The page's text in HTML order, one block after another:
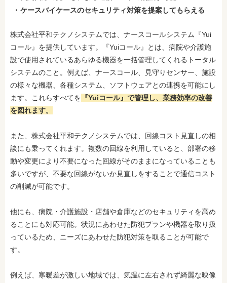
ケースバイケースのセキュリティ対策を提案してもらえる
株式会社平和テクノシステムでは、ナースコールシステム『Yui
コール』を提供しています。『Yuiコール』とは、病院や介護施
設で使用されているあらゆる機器を一括管理してくれるトータル
システムのこと。例えば、ナースコール、見守りセンサー、施設
の様々な機器、各種システム、ソフトウェアとの連携を可能にし
ます。これらすべてを 『Yuiコール』で管理し、業務効率の改善
を図れます。
また、株式会社平和テクノシステムでは、回線コスト見直しの相
談にも乗ってくれます。複数の回線を利用していると、部署の移
動や変更により不要になった回線がそのままになっていることも
多いですが、不要な回線がないか見直しをすることで通信コスト
の削減が可能です。
他にも、病院・介護施設・店舗や倉庫などのセキュリティを高め
ることにも対応可能。状況にあわせた防犯プランや機器を取り扱
っているため、ニーズにあわせた防犯対策を取ることが可能で
す。
例えば、寒暖差が激しい地域では、気温に左右されず綺麗な映像